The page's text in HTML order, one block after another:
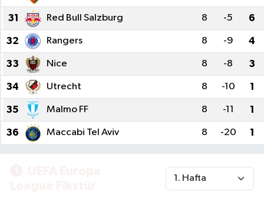
31 Red Bull Salzburg 8 -5 6
32 Rangers 8 -9 4
33 Nice 8 -8 3
34 Utrecht 8 -10 1
35 Malmo FF 8 -11 1
36 Maccabi Tel Aviv 8 -20 1